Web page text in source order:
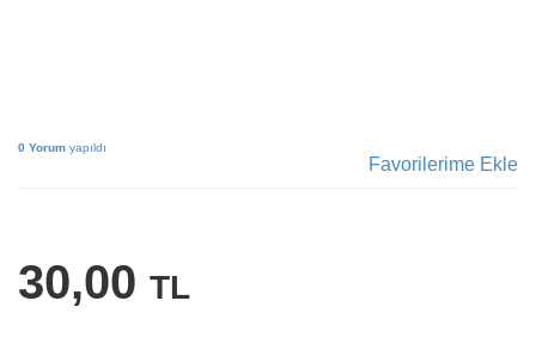
0 Yorum yapıldı
Favorilerime Ekle
30,00 TL